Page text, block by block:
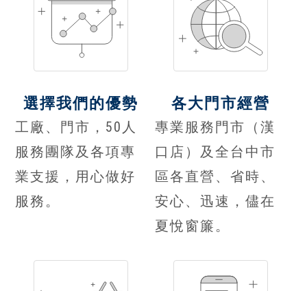
選擇我們的優勢
工廠、門市，50人
服務團隊及各項專
業支援，用心做好
服務。
各大門市經營
專業服務門市（漢
口店）及全台中市
區各直營、省時、
安心、迅速，儘在
夏悅窗簾。